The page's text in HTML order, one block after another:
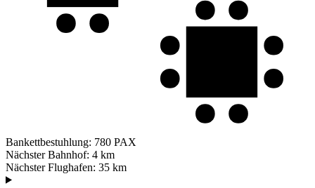
Bankettbestuhlung: 780 PAX
Nächster Bahnhof: 4 km
Nächster Flughafen: 35 km